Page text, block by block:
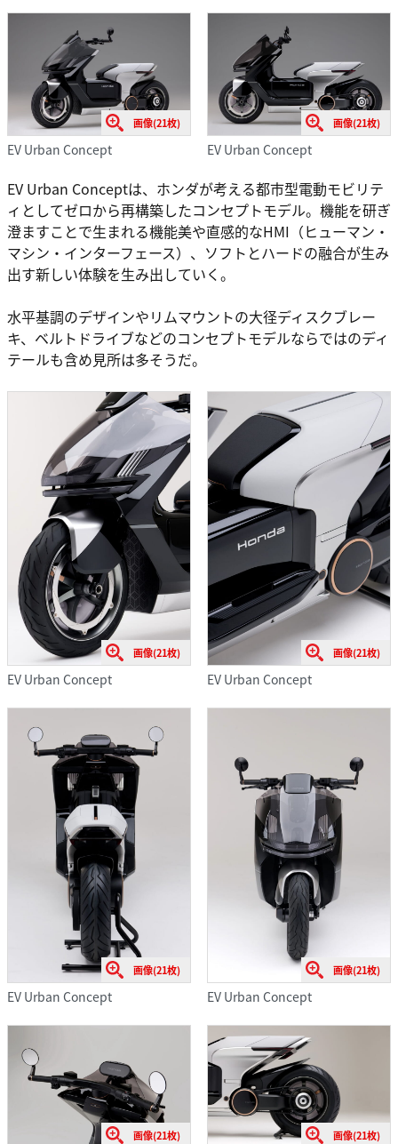
画像(21枚)
EV Urban Concept
画像(21枚)
EV Urban Concept
EV Urban Conceptは、ホンダが考える都市型電動モビリテ
ィとしてゼロから再構築したコンセプトモデル。機能を研ぎ
澄ますことで生まれる機能美や直感的なHMI（ヒューマン・
マシン・インターフェース）、ソフトとハードの融合が生み
出す新しい体験を生み出していく。
水平基調のデザインやリムマウントの大径ディスクブレー
キ、ベルトドライブなどのコンセプトモデルならではのディ
テールも含め見所は多そうだ。
画像(21枚)
EV Urban Concept
画像(21枚)
EV Urban Concept
画像(21枚)
EV Urban Concept
画像(21枚)
EV Urban Concept
画像(21枚) 画像(21枚)